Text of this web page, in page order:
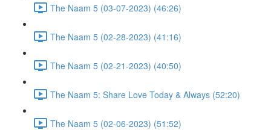
The Naam 5 (03-07-2023) (46:26)
The Naam 5 (02-28-2023) (41:16)
The Naam 5 (02-21-2023) (40:50)
The Naam 5: Share Love Today & Always (52:20)
The Naam 5 (02-06-2023) (51:52)